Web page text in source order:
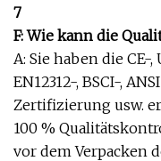
7
F: Wie kann die
A: Sie haben die CE-,
EN12312-, BSCI-,
Zertifizierung usw.
100 %
vor dem Verpacken